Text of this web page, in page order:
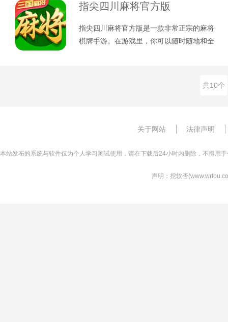
指尖四川麻将官方版
指尖四川麻将官方版是一款非常正宗的麻将
棋牌手游。在游戏里，你可以随时随地和全
共10个
关于网站 法律声明
本站发布的系统与软件仅为个人学习测试使用，请在下载后24小时内删除，不得用
声明：挖软否